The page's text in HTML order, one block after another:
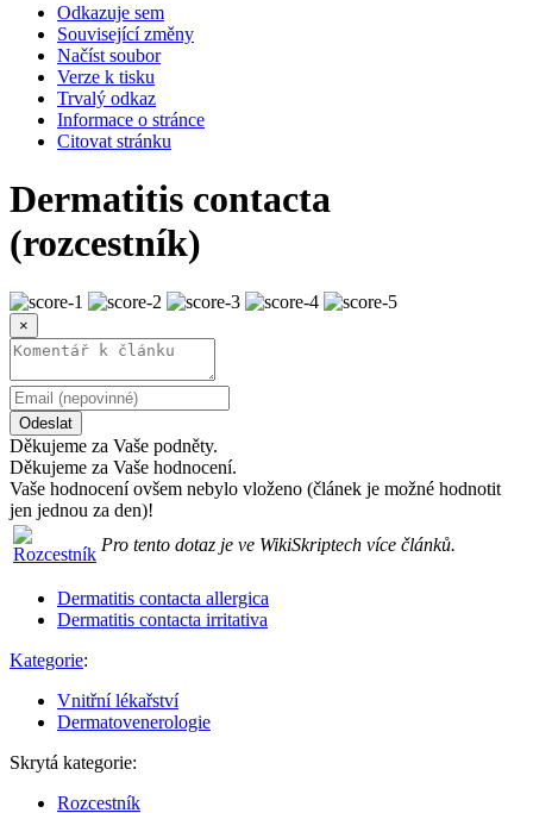
Odkazuje sem
Související změny
Načíst soubor
Verze k tisku
Trvalý odkaz
Informace o stránce
Citovat stránku
Dermatitis contacta
(rozcestník)
×
Odeslat
Děkujeme za Vaše podněty.
Děkujeme za Vaše hodnocení.
Vaše hodnocení ovšem nebylo vloženo (článek je možné hodnotit
jen jednou za den)!
Pro tento dotaz je ve WikiSkriptech více článků.
Dermatitis contacta allergica
Dermatitis contacta irritativa
Kategorie:
Vnitřní lékařství
Dermatovenerologie
Skrytá kategorie:
Rozcestník